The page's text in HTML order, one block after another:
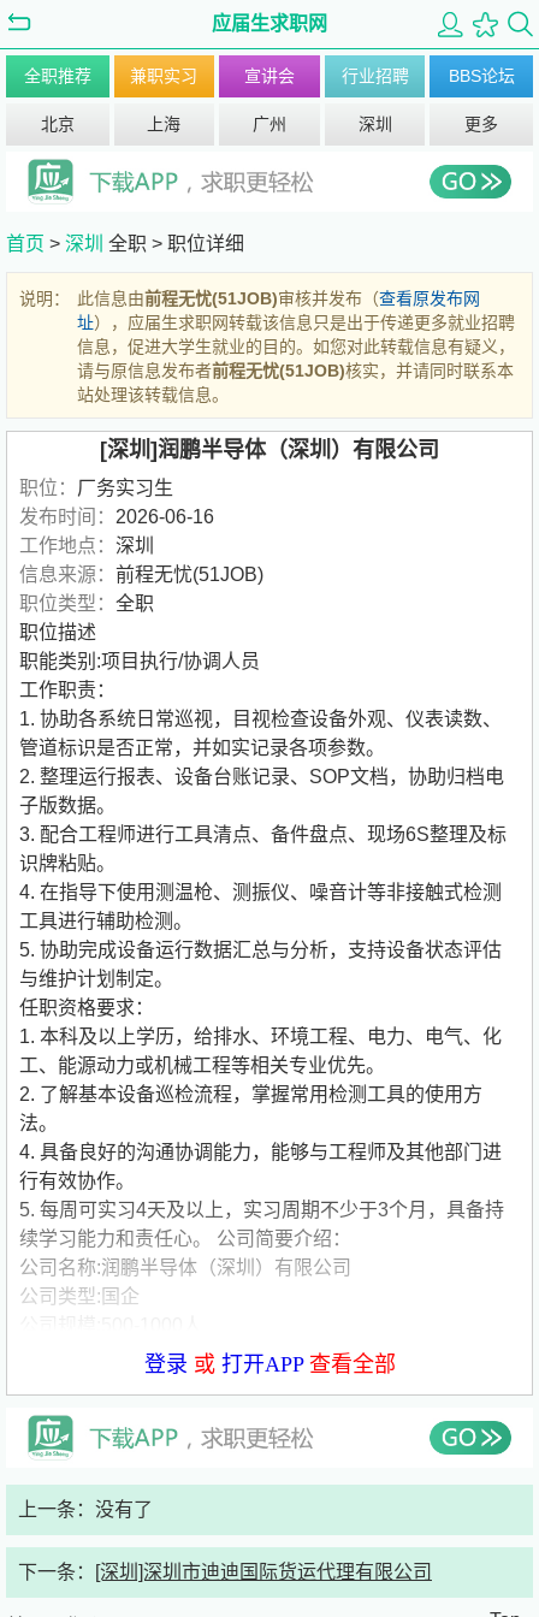
应届生求职网
全职推荐 兼职实习 宣讲会 行业招聘 BBS论坛
北京 上海 广州 深圳 更多
首页 > 深圳 全职 > 职位详细
说明： 此信息由前程无忧(51JOB)审核并发布（查看原发布网
址），应届生求职网转载该信息只是出于传递更多就业招聘
信息，促进大学生就业的目的。如您对此转载信息有疑义，
请与原信息发布者前程无忧(51JOB)核实，并请同时联系本
站处理该转载信息。
[深圳]润鹏半导体（深圳）有限公司
职位： 厂务实习生
发布时间： 2026-06-16
工作地点： 深圳
信息来源： 前程无忧(51JOB)
职位类型： 全职
职位描述
职能类别:项目执行/协调人员
工作职责：
1. 协助各系统日常巡视，目视检查设备外观、仪表读数、
管道标识是否正常，并如实记录各项参数。
2. 整理运行报表、设备台账记录、SOP文档，协助归档电
子版数据。
3. 配合工程师进行工具清点、备件盘点、现场6S整理及标
识牌粘贴。
4. 在指导下使用测温枪、测振仪、噪音计等非接触式检测
工具进行辅助检测。
5. 协助完成设备运行数据汇总与分析，支持设备状态评估
与维护计划制定。
任职资格要求：
1. 本科及以上学历，给排水、环境工程、电力、电气、化
工、能源动力或机械工程等相关专业优先。
2. 了解基本设备巡检流程，掌握常用检测工具的使用方
法。
4. 具备良好的沟通协调能力，能够与工程师及其他部门进
行有效协作。
5. 每周可实习4天及以上，实习周期不少于3个月，具备持
续学习能力和责任心。 公司简要介绍：
公司名称:润鹏半导体（深圳）有限公司
公司类型:国企
公司介绍:润鹏半导体(深圳)有限公司成立于2022年06月22
罗街道山门社区三工业区44号宿舍楼101。
登录 或 打开APP查看全部
上一条：没有了
下一条： [深圳]深圳市迪迪国际货运代理有限公司